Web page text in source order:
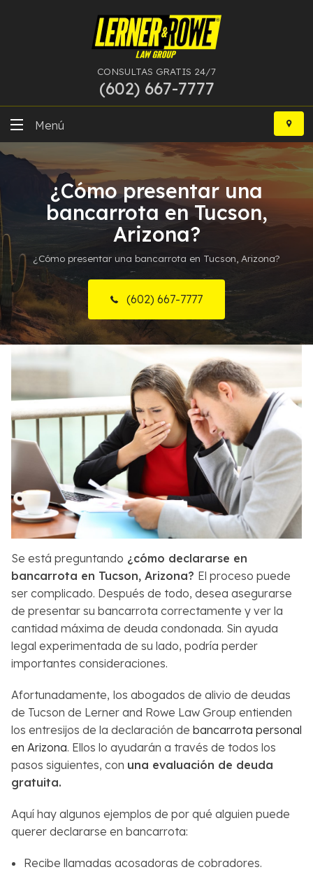
CONSULTAS GRATIS 24/7
(602) 667-7777
Ir
contenido
Menú
DUI
Delitos Graves
Más Especialidades
Recursos
Sobre Nosotros
Contactos
English
Buscar
¿Cómo presentar una
bancarrota en Tucson,
Arizona?
¿Cómo presentar una bancarrota en Tucson, Arizona?
(602) 667-7777
Se está preguntando ¿cómo declararse en
bancarrota en Tucson, Arizona? El proceso puede
ser complicado. Después de todo, desea asegurarse
de presentar su bancarrota correctamente y ver la
cantidad máxima de deuda condonada. Sin ayuda
legal experimentada de su lado, podría perder
importantes consideraciones.
Afortunadamente, los abogados de alivio de deudas
de Tucson de Lerner and Rowe Law Group entienden
los entresijos de la declaración de bancarrota personal
en Arizona. Ellos lo ayudarán a través de todos los
pasos siguientes, con una evaluación de deuda
gratuita.
Aquí hay algunos ejemplos de por qué alguien puede
querer declararse en bancarrota:
Recibe llamadas acosadoras de cobradores.